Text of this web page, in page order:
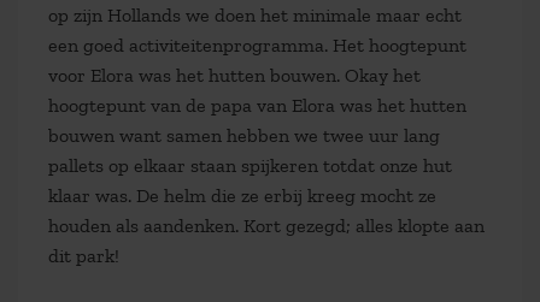
op zijn Hollands we doen het minimale maar echt
een goed activiteitenprogramma. Het hoogtepunt
voor Elora was het hutten bouwen. Okay het
hoogtepunt van de papa van Elora was het hutten
bouwen want samen hebben we twee uur lang
pallets op elkaar staan spijkeren totdat onze hut
klaar was. De helm die ze erbij kreeg mocht ze
houden als aandenken. Kort gezegd; alles klopte aan
dit park!